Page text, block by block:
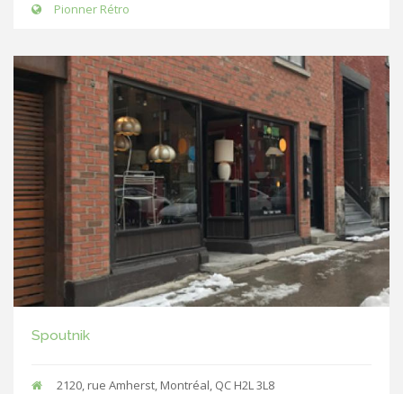
Pionner Rétro
Spoutnik
2120, rue Amherst, Montréal, QC H2L 3L8